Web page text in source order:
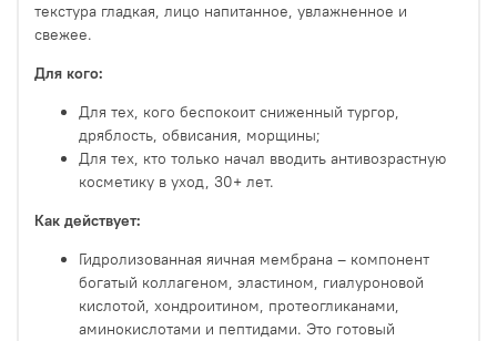
текстура гладкая, лицо напитанное, увлажненное и
свежее.
Для кого:
Для тех, кого беспокоит сниженный тургор,
дряблость, обвисания, морщины;
Для тех, кто только начал вводить антивозрастную
косметику в уход, 30+ лет.
Как действует:
Гидролизованная яичная мембрана – компонент
богатый коллагеном, эластином, гиалуроновой
кислотой, хондроитином, протеогликанами,
аминокислотами и пептидами. Это готовый